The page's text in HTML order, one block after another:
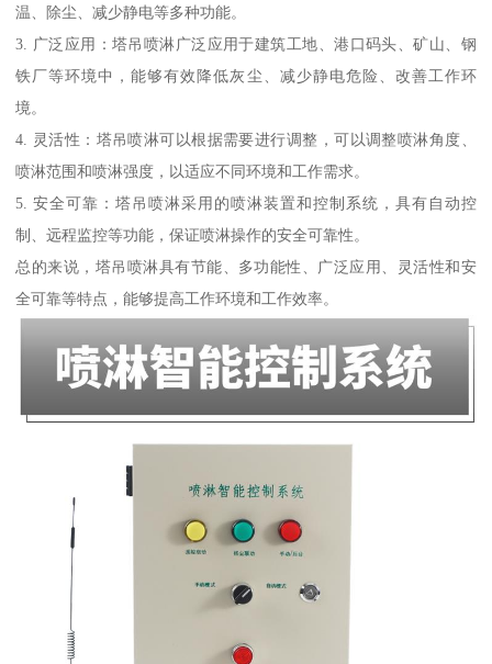
温、除尘、减少静电等多种功能。
3. 广泛应用：塔吊喷淋广泛应用于建筑工地、港口码头、矿山、钢
铁厂等环境中，能够有效降低灰尘、减少静电危险、改善工作环
境。
4. 灵活性：塔吊喷淋可以根据需要进行调整，可以调整喷淋角度、
喷淋范围和喷淋强度，以适应不同环境和工作需求。
5. 安全可靠：塔吊喷淋采用的喷淋装置和控制系统，具有自动控
制、远程监控等功能，保证喷淋操作的安全可靠性。
总的来说，塔吊喷淋具有节能、多功能性、广泛应用、灵活性和安
全可靠等特点，能够提高工作环境和工作效率。